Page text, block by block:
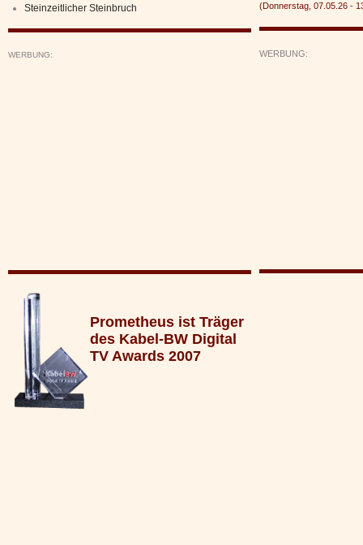
Steinzeitlicher Steinbruch
WERBUNG:
Prometheus ist Träger
des Kabel-BW Digital
TV Awards 2007
(Donnerstag, 07.05.26 -
WERBUNG: